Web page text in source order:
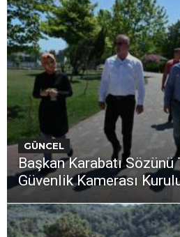
GÜNCEL
Başkan Karabatı
Güvenlik Kamerası